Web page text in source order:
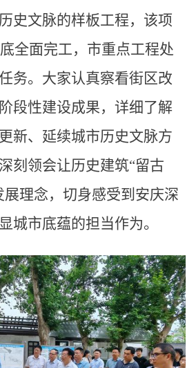
史文脉的样板工程，该项
全面完工，市重点工程处
务。大家认真察看街区改
段性建设成果，详细了解
新、延续城市历史文脉方
刻领会让历史建筑“留古
展理念，切身感受到安庆深
城市底蕴的担当作为。